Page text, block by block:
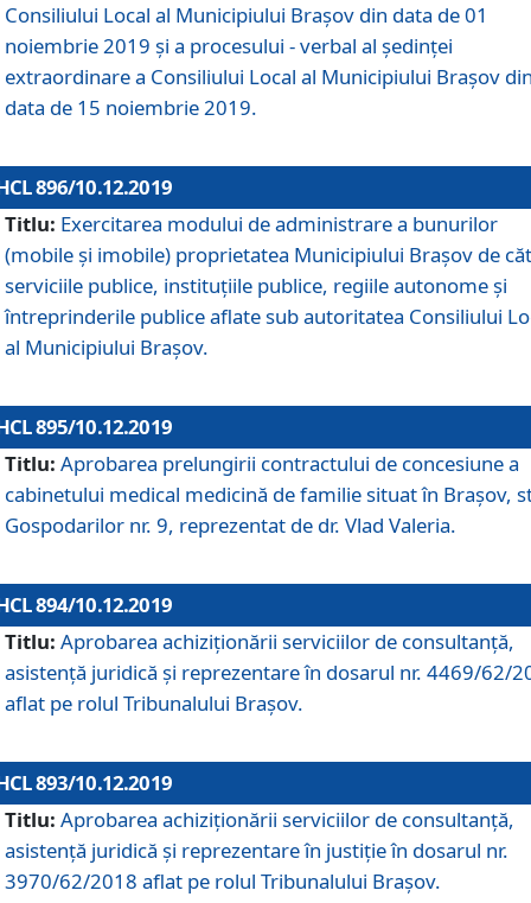
Consiliului Local al Municipiului Brașov din data de 01
noiembrie 2019 și a procesului - verbal al ședinței
extraordinare a Consiliului Local al Municipiului Brașov
data de 15 noiembrie 2019.
896/10.12.2019
Titlu: Exercitarea modului de administrare a bunurilor
(mobile și imobile) proprietatea Municipiului Brașov de
serviciile publice, instituțiile publice, regiile autonome și
întreprinderile publice aflate sub autoritatea Consiliului
al Municipiului Brașov.
895/10.12.2019
Titlu: Aprobarea prelungirii contractului de concesiune a
cabinetului medical medicină de familie situat în Braşov,
Gospodarilor nr. 9, reprezentat de dr. Vlad Valeria.
894/10.12.2019
Titlu: Aprobarea achiziţionării serviciilor de consultanţă,
asistenţă juridică şi reprezentare în dosarul nr. 4469/62/
aflat pe rolul Tribunalului Braşov.
893/10.12.2019
Titlu: Aprobarea achiziţionării serviciilor de consultanţă,
asistenţă juridică şi reprezentare în justiţie în dosarul nr.
3970/62/2018 aflat pe rolul Tribunalului Braşov.